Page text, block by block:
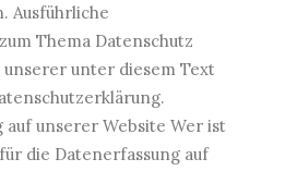
Ausführliche
Thema Datenschutz
unter diesem Text
auf unserer Website Wer ist
die Datenerfassung auf